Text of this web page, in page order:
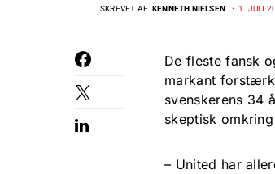
SKREVET AF KENNETH NIELSEN 1. JULI
De fleste fansk
markant
svenskerens 34
skeptisk
– United har